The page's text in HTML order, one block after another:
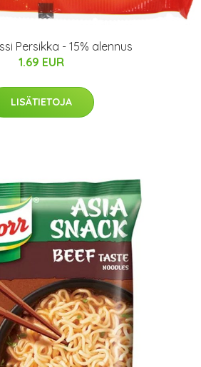
Persikka - 15% alennus
1.69 EUR
LISÄTIETOJA